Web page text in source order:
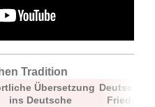
Tradition
Übersetzung
ins Deutsche
Deutsche
Friedrich